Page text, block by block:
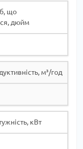
що
дюйм
м³/год
кВт